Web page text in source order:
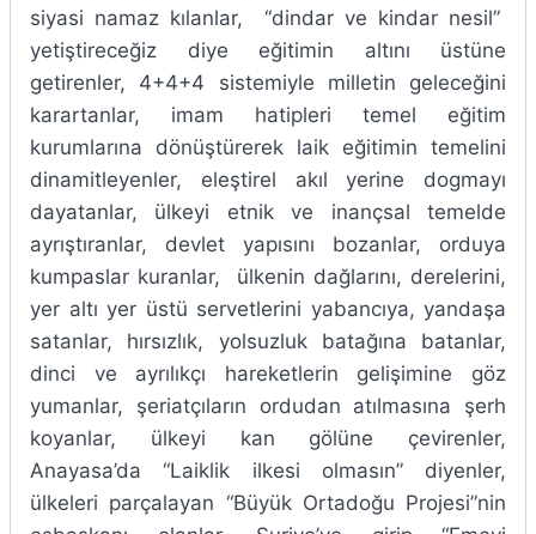
siyasi namaz kılanlar, “dindar ve kindar nesil”
yetiştireceğiz diye eğitimin altını üstüne
getirenler, 4+4+4 sistemiyle milletin geleceğini
karartanlar, imam hatipleri temel eğitim
kurumlarına dönüştürerek laik eğitimin temelini
dinamitleyenler, eleştirel akıl yerine dogmayı
dayatanlar, ülkeyi etnik ve inançsal temelde
ayrıştıranlar, devlet yapısını bozanlar, orduya
kumpaslar kuranlar, ülkenin dağlarını, derelerini,
yer altı yer üstü servetlerini yabancıya, yandaşa
satanlar, hırsızlık, yolsuzluk batağına batanlar,
dinci ve ayrılıkçı hareketlerin gelişimine göz
yumanlar, şeriatçıların ordudan atılmasına şerh
koyanlar, ülkeyi kan gölüne çevirenler,
Anayasa’da “Laiklik ilkesi olmasın” diyenler,
ülkeleri parçalayan “Büyük Ortadoğu Projesi”nin